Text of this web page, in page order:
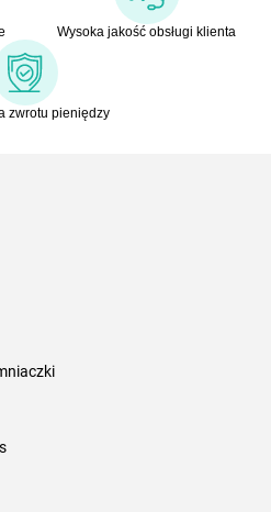
Wysoka jakość obsługi klienta
zwrotu pieniędzy